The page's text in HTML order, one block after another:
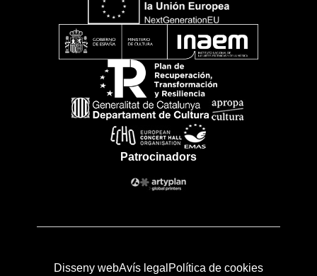
Patrocinadors
Disseny webAvís legal Política de cookies